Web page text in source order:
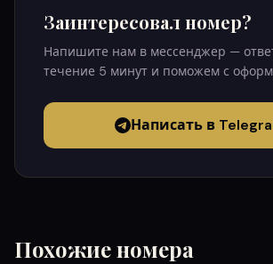
Заинтересовал номер?
Напишите нам в мессенджер —
течение 5 минут и поможем с
Написать в
Похожие номера